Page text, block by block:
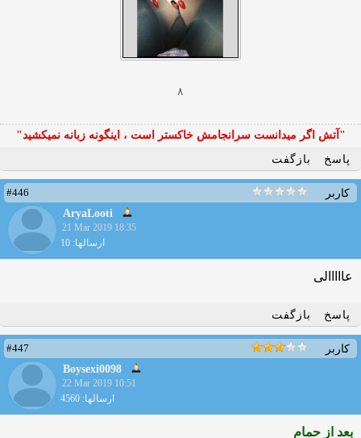
۸
"آتش اگر ميدانست سرانجامش خاكستر است ، اينگونه زبانه نميكشيد"
پاسخ
بازگفت
کاربر
#446
AryaLooti
21 Mar 2019 18:35
ارسالها: 10
عااااالی
پاسخ بازگفت
کاربر
#447
Boysexi0098
22 Mar 2019 10:51
ارسالها: 4560
بعد از حمام